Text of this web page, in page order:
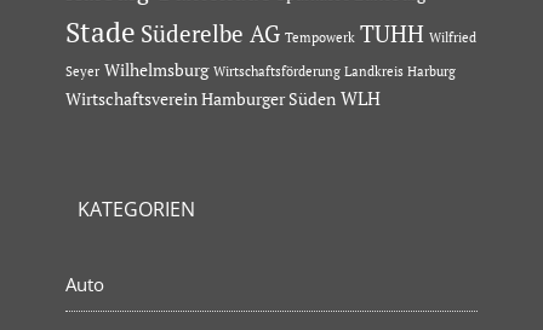
Stade Süderelbe AG Tempowerk TUHH Wilfried
Seyer Wilhelmsburg Wirtschaftsförderung Landkreis Harburg
Wirtschaftsverein Hamburger Süden WLH
KATEGORIEN
Auto